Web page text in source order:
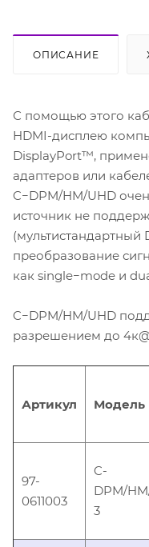
ОПИСАНИЕ
С помощью этого
HDMI-дисплею
DisplayPort™,
адаптеров или
C−DPM/HM/UHD
источник не
(мультистандартный
преобразование
как single−mode и
C−DPM/HM/UHD
разрешением до
Артикул Модель
97-
0611003
C-
DPM/
3